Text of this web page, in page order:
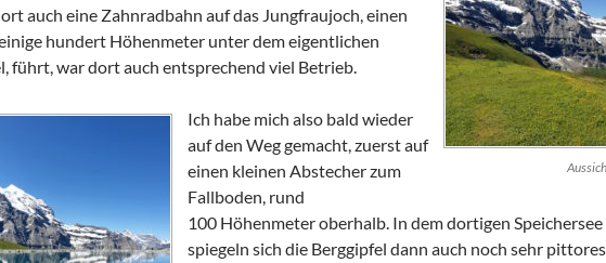
auch eine Zahnradbahn auf das Jungfraujoch, einen
hundert Höhenmeter unter dem eigentlichen
führt, war dort auch entsprechend viel Betrieb.
Ich habe mich also bald wieder
auf den Weg gemacht, zuerst auf
einen kleinen Abstecher zum
Fallboden, rund
100 Höhenmeter oberhalb. In dem dortigen Speichersee
spiegeln sich die Berggipfel dann auch noch sehr